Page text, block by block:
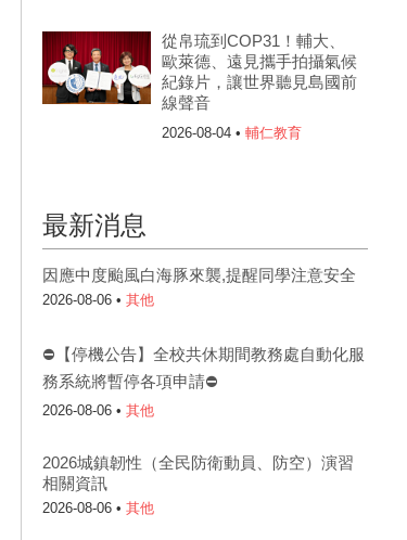
從帛琉到COP31！輔大、
歐萊德、遠見攜手拍攝氣候
紀錄片，讓世界聽見島國前
線聲音
2026-08-04 • 輔仁教育
最新消息
因應中度颱風白海豚來襲,提醒同學注意安全
2026-08-06 • 其他
⛔【停機公告】全校共休期間教務處自動化服
務系統將暫停各項申請⛔
2026-08-06 • 其他
2026城鎮韌性（全民防衛動員、防空）演習
相關資訊
2026-08-06 • 其他